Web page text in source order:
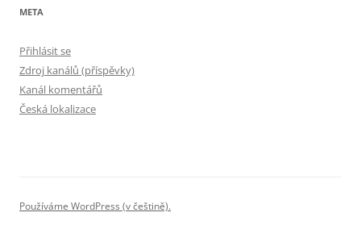
META
Přihlásit se
Zdroj kanálů (příspěvky)
Kanál komentářů
Česká lokalizace
Používáme WordPress (v češtině).